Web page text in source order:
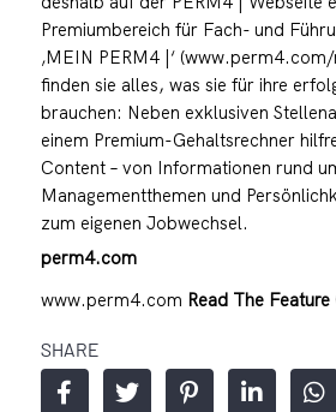
Premiumbereich für Fach- und
‚MEIN PERM4 |‘
finden sie alles, was sie für ihre
brauchen: Neben exklusiven
einem Premium-Gehaltsrechner
Content – von Informationen rund
Managementthemen und
zum eigenen Jobwechsel.
perm4.com
www.perm4.com Read The Feature
SHARE